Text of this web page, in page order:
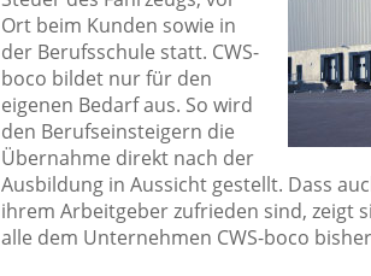
Ort beim Kunden sowie in
der Berufsschule statt. CWS-
boco bildet nur für den
eigenen Bedarf aus. So wird
den Berufseinsteigern die
Übernahme direkt nach der
Ausbildung in Aussicht gestellt. Dass
ihrem Arbeitgeber zufrieden sind, zeigt
alle dem Unternehmen CWS-boco